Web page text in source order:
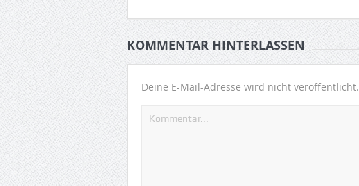
KOMMENTAR HINTERLASSEN
Deine E-Mail-Adresse wird nicht veröffentlicht.